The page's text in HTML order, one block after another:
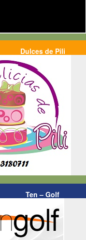
Dulces de Pili
Ten – Golf